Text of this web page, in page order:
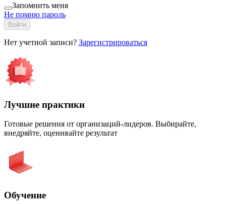
Запомнить меня
Не помню пароль
Войти
Нет учетной записи? Зарегистрироваться
Лучшие практики
Готовые решения от организаций-лидеров. Выбирайте,
внедряйте, оценивайте результат
Обучение